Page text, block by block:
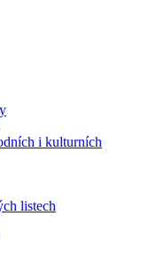
i kulturních
listech